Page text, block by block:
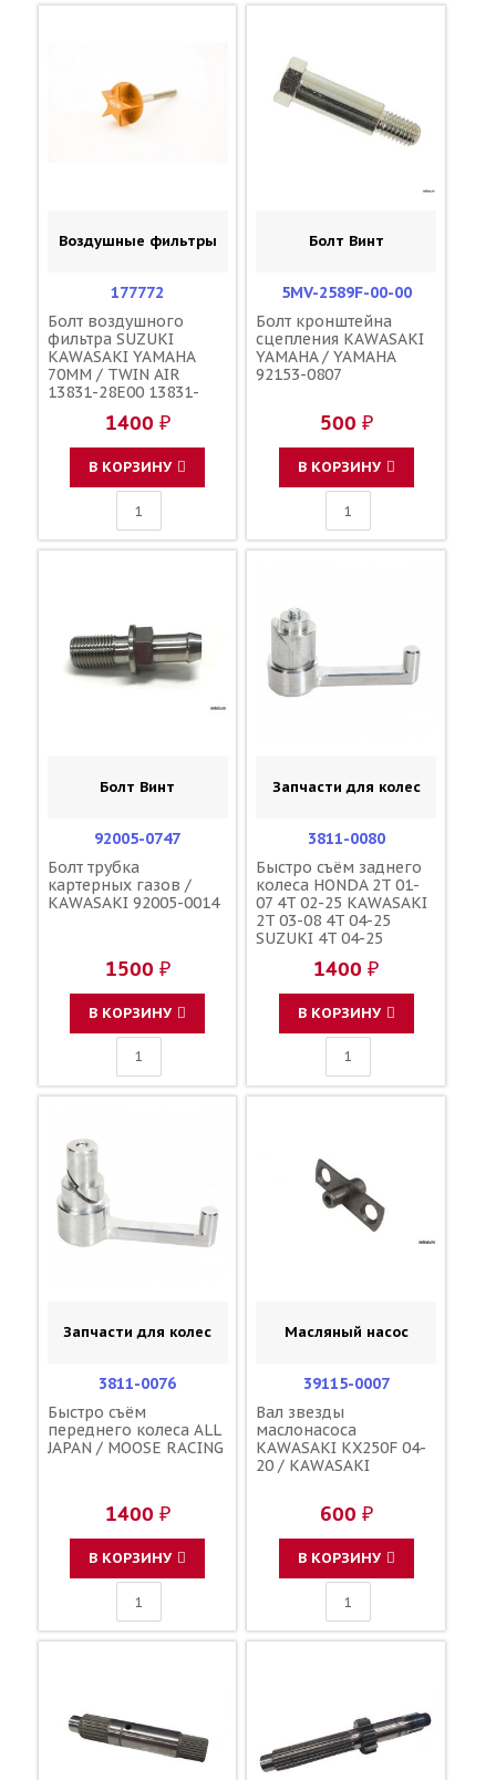
Воздушные фильтры
177772
Болт воздушного
фильтра SUZUKI
KAWASAKI YAMAHA
70ММ / TWIN AIR
13831-28E00 13831-
90122-06030-00 90122-
06005-00 92153-0623
1400 ₽
В КОРЗИНУ
Болт Винт
5MV-2589F-00-00
Болт кронштейна
сцепления KAWASAKI
YAMAHA / YAMAHA
92153-0807
500 ₽
В КОРЗИНУ
Болт Винт
92005-0747
Болт трубка
картерных газов /
KAWASAKI 92005-0014
1500 ₽
В КОРЗИНУ
Запчасти для колес
3811-0080
Быстро съём заднего
колеса HONDA 2T 01-
07 4T 02-25 KAWASAKI
2T 03-08 4T 04-25
SUZUKI 4T 04-25
09-25 / MOOSE RACING
1400 ₽
В КОРЗИНУ
Запчасти для колес
3811-0076
Быстро съём
переднего колеса ALL
JAPAN / MOOSE RACING
1400 ₽
В КОРЗИНУ
Масляный насос
39115-0007
Вал звезды
маслонасоса
KAWASAKI KX250F 04-
20 / KAWASAKI
600 ₽
В КОРЗИНУ